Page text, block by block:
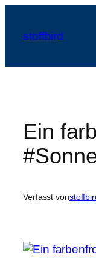
springen
stoffbird
Ein
Verfasst von